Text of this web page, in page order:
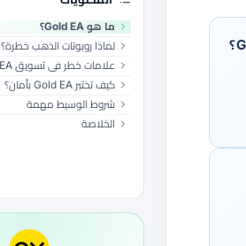
ما هو Gold EA؟
لماذا روبوتات الذهب خطرة؟
علامات خطر في تسويق Gold EA
كيف تختبر Gold EA بأمان؟
شروط الوسيط مهمة
الخلاصة